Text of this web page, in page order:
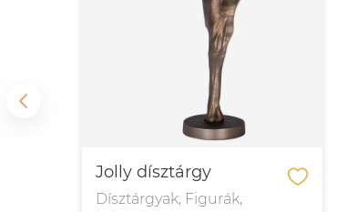
Jolly dísztárgy
Dísztárgyak, Figurák,